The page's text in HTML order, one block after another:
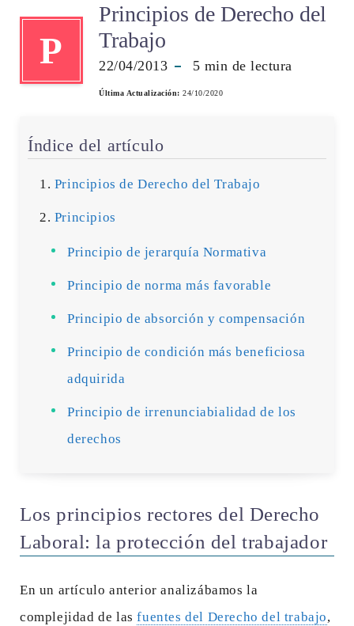
P
Principios de Derecho del
Trabajo
22/04/2013 5 min de lectura
Última Actualización: 24/10/2020
Índice del artículo
Principios de Derecho del Trabajo
Principios
Principio de jerarquía Normativa
Principio de norma más favorable
Principio de absorción y compensación
Principio de condición más beneficiosa
adquirida
Principio de irrenunciabialidad de los
derechos
Los principios rectores del Derecho
Laboral: la protección del trabajador
En un artículo anterior analizábamos la
complejidad de lasfuentes del Derecho del trabajo,